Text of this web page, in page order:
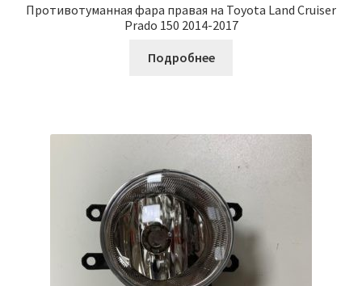
Противотуманная фара правая на Toyota Land Cruiser
Prado 150 2014-2017
Подробнее